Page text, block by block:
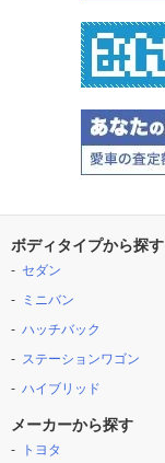
ボディタイプから探す
セダン
ミニバン
ハッチバック
ステーションワゴン
ハイブリッド
メーカーから探す
トヨタ